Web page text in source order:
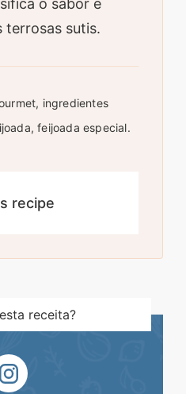
o sabor e
terrosas sutis.
ingredientes
feijoada especial.
recipe
receita?